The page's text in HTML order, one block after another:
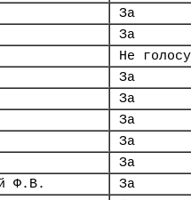
За
За
Не
За
За
За
За
За
Ф.В.
За